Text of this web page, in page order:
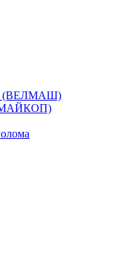
(ВЕЛМАШ)
МАЙКОП)